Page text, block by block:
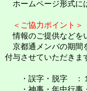
ホームページ形式に
＜ご協力ポイント＞
情報のご提供などを
京都通メンバの期間
付与させていただきま
・誤字・脱字 ：１
・神事・年中行事・